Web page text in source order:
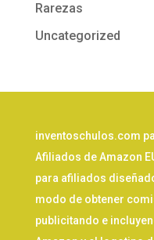
Rarezas
Uncategorized
inventoschulos.com
Afiliados de Amazon
para afiliados
modo de obtener
publicitando e